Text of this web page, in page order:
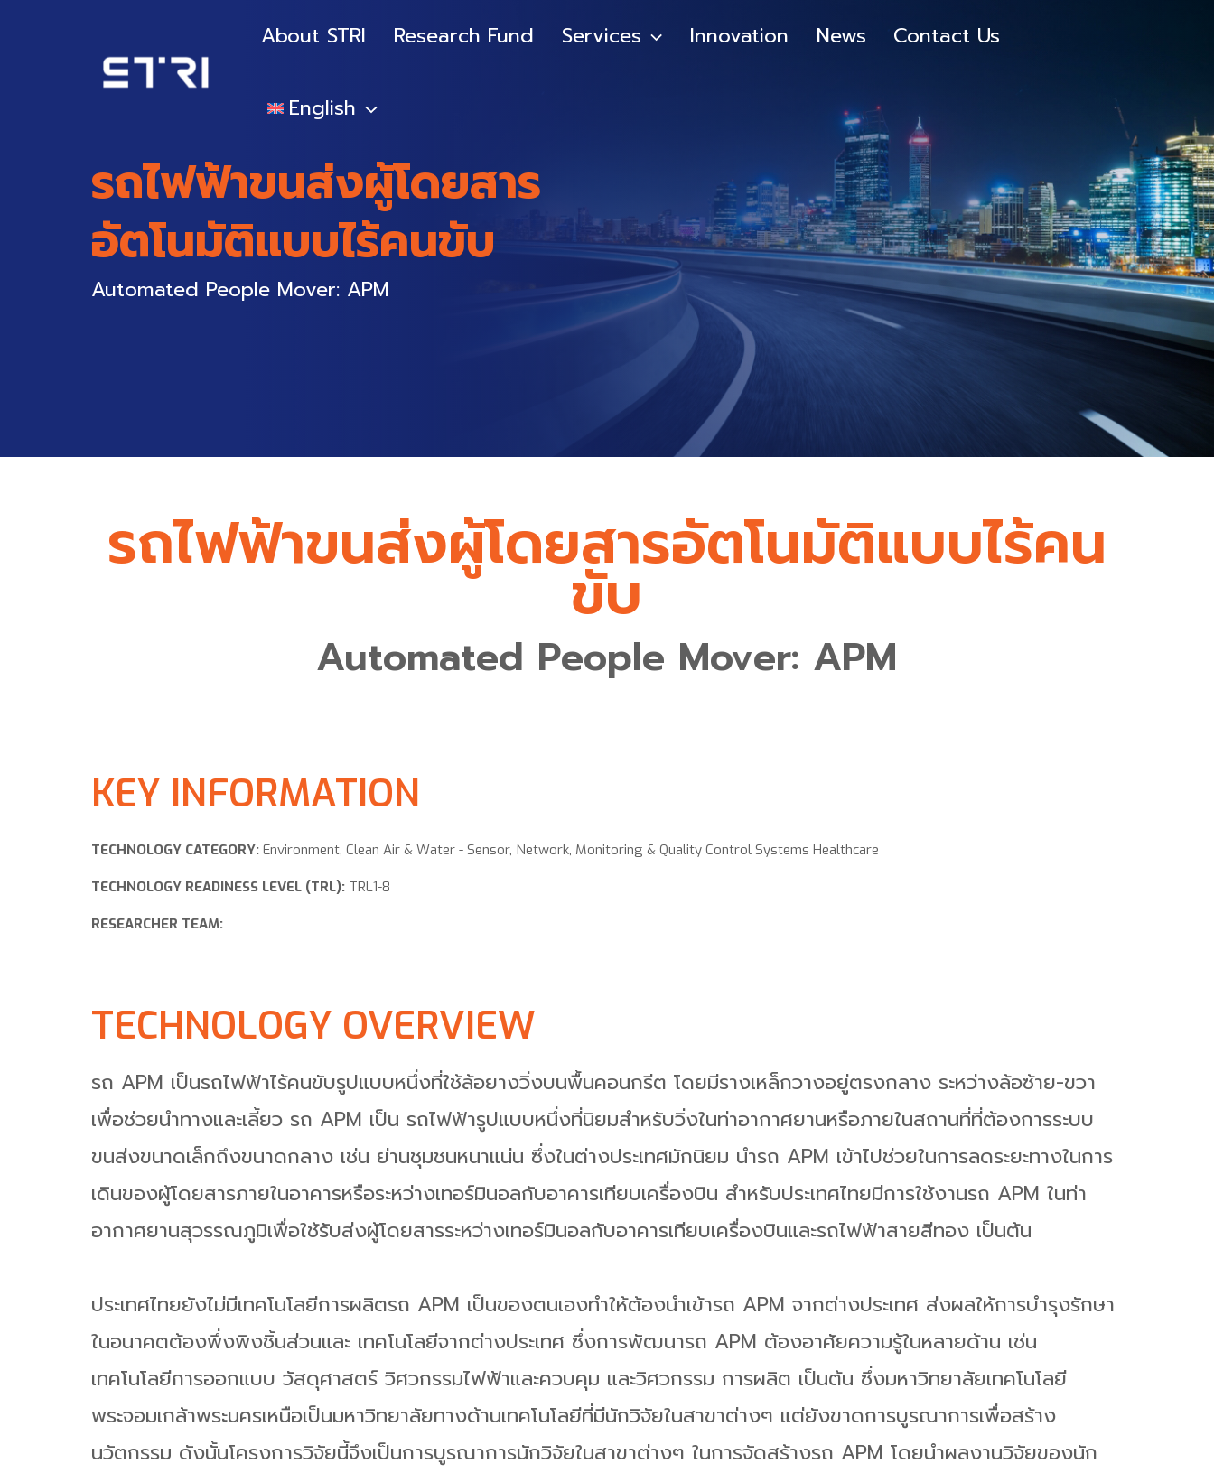
About STRI Research Fund Services Innovation News Contact Us
English
รถไฟฟ้าขนส่งผู้โดยสาร
อัตโนมัติแบบไร้คนขับ
Automated People Mover: APM
รถไฟฟ้าขนส่งผู้โดยสารอัตโนมัติแบบไร้คน
ขับ
Automated People Mover: APM
KEY INFORMATION
TECHNOLOGY CATEGORY: Environment, Clean Air & Water - Sensor, Network, Monitoring & Quality Control Systems Healthcare
TECHNOLOGY READINESS LEVEL (TRL):TRL1-8
RESEARCHER TEAM:
TECHNOLOGY OVERVIEW
รถ APM เป็นรถไฟฟ้าไร้คนขับรูปแบบหนึ่งที่ใช้ล้อยางวิ่งบนพื้นคอนกรีต โดยมีรางเหล็กวางอยู่ตรงกลาง ระหว่างล้อซ้าย-ขวา
เพื่อช่วยนำทางและเลี้ยว รถ APM เป็น รถไฟฟ้ารูปแบบหนึ่งที่นิยมสำหรับวิ่งในท่าอากาศยานหรือภายในสถานที่ที่ต้องการระบบ
ขนส่งขนาดเล็กถึงขนาดกลาง เช่น ย่านชุมชนหนาแน่น ซึ่งในต่างประเทศมักนิยม นำรถ APM เข้าไปช่วยในการลดระยะทางในการ
เดินของผู้โดยสารภายในอาคารหรือระหว่างเทอร์มินอลกับอาคารเทียบเครื่องบิน สำหรับประเทศไทยมีการใช้งานรถ APM ในท่า
อากาศยานสุวรรณภูมิเพื่อใช้รับส่งผู้โดยสารระหว่างเทอร์มินอลกับอาคารเทียบเครื่องบินและรถไฟฟ้าสายสีทอง เป็นต้น
ประเทศไทยยังไม่มีเทคโนโลยีการผลิตรถ APM เป็นของตนเองทำให้ต้องนำเข้ารถ APM จากต่างประเทศ ส่งผลให้การบำรุงรักษา
ในอนาคตต้องพึ่งพิงชิ้นส่วนและ เทคโนโลยีจากต่างประเทศ ซึ่งการพัฒนารถ APM ต้องอาศัยความรู้ในหลายด้าน เช่น
เทคโนโลยีการออกแบบ วัสดุศาสตร์ วิศวกรรมไฟฟ้าและควบคุม และวิศวกรรม การผลิต เป็นต้น ซึ่งมหาวิทยาลัยเทคโนโลยี
พระจอมเกล้าพระนครเหนือเป็นมหาวิทยาลัยทางด้านเทคโนโลยีที่มีนักวิจัยในสาขาต่างๆ แต่ยังขาดการบูรณาการเพื่อสร้าง
นวัตกรรม ดังนั้นโครงการวิจัยนี้จึงเป็นการบูรณาการนักวิจัยในสาขาต่างๆ ในการจัดสร้างรถ APM โดยนำผลงานวิจัยของนัก